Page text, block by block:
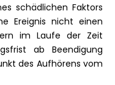
schädlichen Faktors
Ereignis nicht einen
im Laufe der Zeit
ab Beendigung
des Aufhörens vom